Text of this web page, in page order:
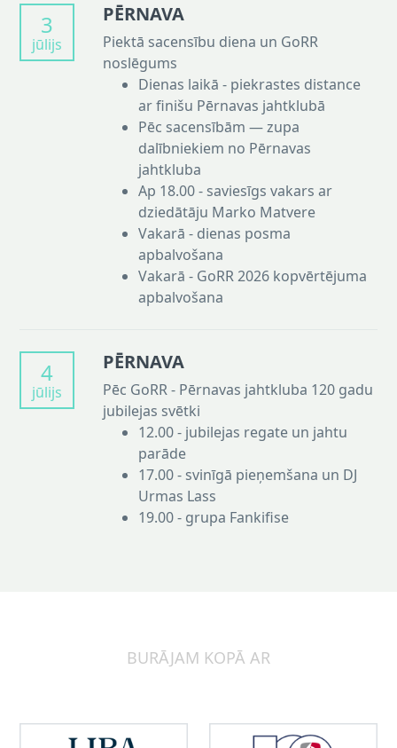
3
jūlijs
PĒRNAVA
Piektā sacensību diena un GoRR
noslēgums
Dienas laikā - piekrastes distance
ar finišu Pērnavas jahtklubā
Pēc sacensībām — zupa
dalībniekiem no Pērnavas
jahtkluba
Ap 18.00 - saviesīgs vakars ar
dziedātāju Marko Matvere
Vakarā - dienas posma
apbalvošana
Vakarā - GoRR 2026 kopvērtējuma
apbalvošana
4
jūlijs
PĒRNAVA
Pēc GoRR - Pērnavas jahtkluba 120 gadu
jubilejas svētki
12.00 - jubilejas regate un jahtu
parāde
17.00 - svinīgā pieņemšana un DJ
Urmas Lass
19.00 - grupa Fankifise
BURĀJAM KOPĀ AR